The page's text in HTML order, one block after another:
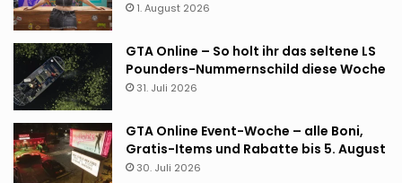
1. August 2026
GTA Online – So holt ihr das seltene LS
Pounders-Nummernschild diese Woche
31. Juli 2026
GTA Online Event-Woche – alle Boni,
Gratis-Items und Rabatte bis 5. August
30. Juli 2026